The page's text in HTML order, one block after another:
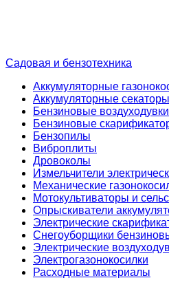
Садовая и бензотехника
Аккумуляторные
Аккумуляторные секаторы
Бензиновые воздуходувки
Бензиновые
Бензопилы
Виброплиты
Дровоколы
Измельчители
Механические
Мотокультиваторы и
Опрыскиватели
Электрические
Снегоуборщики
Электрические
Электрогазонокосилки
Расходные материалы